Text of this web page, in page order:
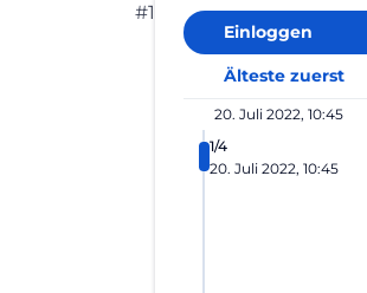
#1
Einloggen
Älteste zuerst
20. Juli 2022, 10:45
1/4
20. Juli 2022, 10:45